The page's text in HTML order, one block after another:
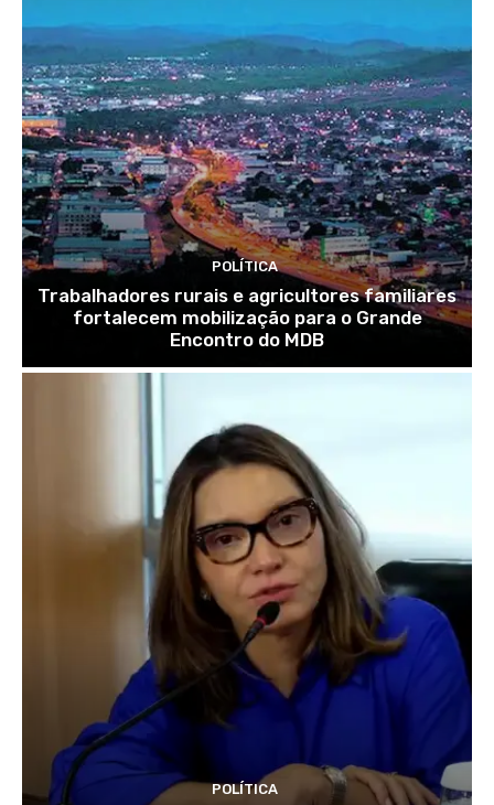
POLÍTICA
Trabalhadores rurais e agricultores familiares
fortalecem mobilização para o Grande
Encontro do MDB
POLÍTICA